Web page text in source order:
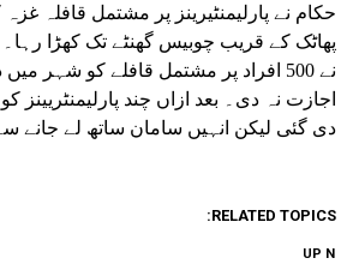
حکام نے پارلیمنٹیرینز پر مشتمل قافلہ
پھاٹک کے قریب چوبیس گھنٹے تک کھڑا
نے 500 افراد پر مشتمل قافلے کو شہر
اجازت نہ دی۔ بعد ازاں چند پارلیمنٹریینز
دی گئی لیکن انہیں سامان ساتھ لے جانے سے
RELATED TOPICS:
UP